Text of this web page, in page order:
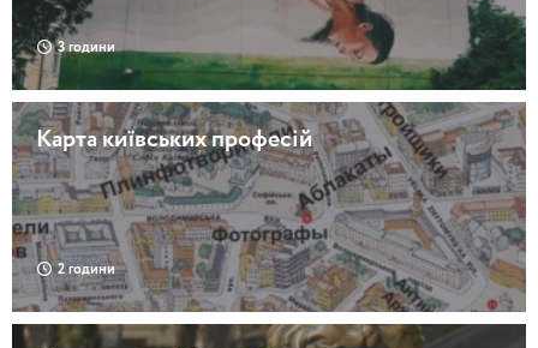
3 години
Карта київських професій
2 години